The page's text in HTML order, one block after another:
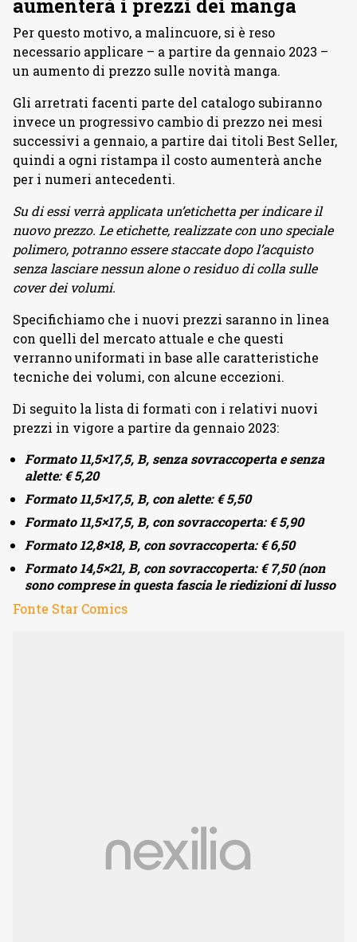
aumenterà i prezzi dei manga
Per questo motivo, a malincuore, si è reso
necessario applicare – a partire da gennaio 2023 –
un aumento di prezzo sulle novità manga.
Gli arretrati facenti parte del catalogo subiranno
invece un progressivo cambio di prezzo nei mesi
successivi a gennaio, a partire dai titoli Best Seller,
quindi a ogni ristampa il costo aumenterà anche
per i numeri antecedenti.
Su di essi verrà applicata un’etichetta per indicare il
nuovo prezzo. Le etichette, realizzate con uno speciale
polimero, potranno essere staccate dopo l’acquisto
senza lasciare nessun alone o residuo di colla sulle
cover dei volumi.
Specifichiamo che i nuovi prezzi saranno in linea
con quelli del mercato attuale e che questi
verranno uniformati in base alle caratteristiche
tecniche dei volumi, con alcune eccezioni.
Di seguito la lista di formati con i relativi nuovi
prezzi in vigore a partire da gennaio 2023:
Formato 11,5×17,5, B, senza sovraccoperta e senza
alette: € 5,20
Formato 11,5×17,5, B, con alette: € 5,50
Formato 11,5×17,5, B, con sovraccoperta: € 5,90
Formato 12,8×18, B, con sovraccoperta: € 6,50
Formato 14,5×21, B, con sovraccoperta: € 7,50 (non
sono comprese in questa fascia le riedizioni di lusso
Fonte Star Comics